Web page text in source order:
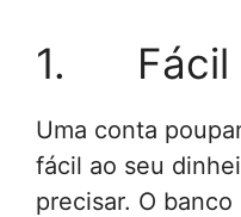
1. Fácil
Uma conta
fácil ao seu
precisar. O